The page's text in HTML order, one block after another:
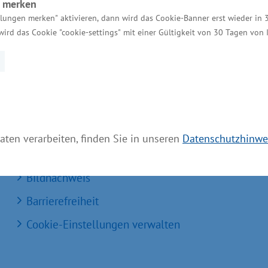
merken" aktivieren, dann wird das Cookie-Banner erst wieder in
das Cookie "cookie-settings" mit einer Gültigkeit von 30 Tagen von
verarbeiten, finden Sie in unseren
Kontakt für Investoren
Einheitlicher Ansprechpartner
Impressum
Bildnachweis
Barrierefreiheit
Cookie-Einstellungen verwalten